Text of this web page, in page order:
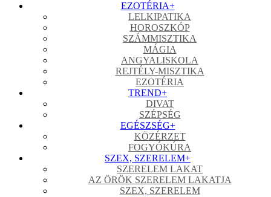
EZOTÉRIA+
LELKIPATIKA
HOROSZKÓP
SZÁMMISZTIKA
MÁGIA
ANGYALISKOLA
REJTÉLY-MISZTIKA
EZOTÉRIA
TREND+
DIVAT
SZÉPSÉG
EGÉSZSÉG+
KÖZÉRZET
FOGYÓKÚRA
SZEX, SZERELEM+
SZERELEM LAKAT
AZ ÖRÖK SZERELEM LAKATJA
SZEX, SZERELEM